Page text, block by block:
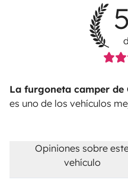
La furgoneta camper de
es uno de los vehículos
Opiniones sobre
vehículo